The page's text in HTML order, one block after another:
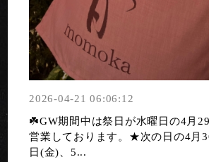
2026-04-21 06:06:12
☘️GW期間中は祭日が水曜日の4月
営業しております。★次の日の4月
日(金)、5...